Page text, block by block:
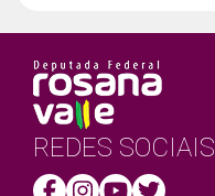
REDES SOCIAIS